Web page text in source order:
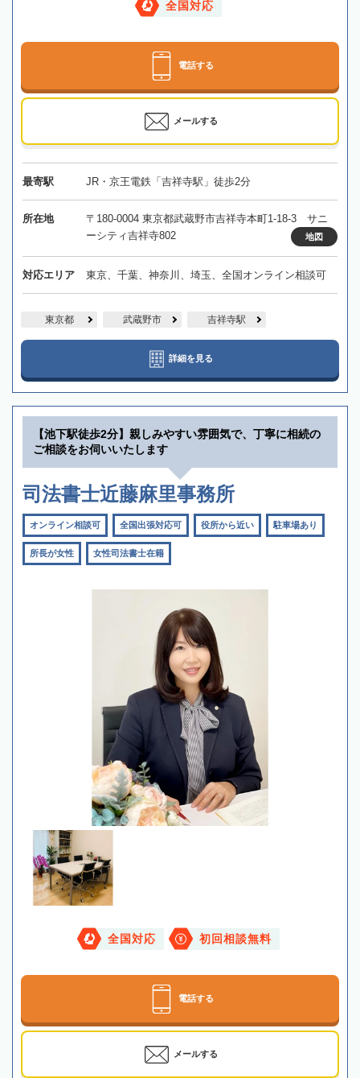
全国対応
電話する
メールする
最寄駅 JR・京王電鉄「吉祥寺駅」徒歩2分
所在地
〒180-0004 東京都武蔵野市吉祥寺本町1-18-3 サニ
ーシティ吉祥寺802
地図
対応エリア 東京、千葉、神奈川、埼玉、全国オンライン相談可
東京都 武蔵野市 吉祥寺駅
詳細を見る
【池下駅徒歩2分】親しみやすい雰囲気で、丁寧に相続の
ご相談をお伺いいたします
司法書士近藤麻里事務所
オンライン相談可 全国出張対応可 役所から近い 駐車場あり
所長が女性 女性司法書士在籍
全国対応 初回相談無料
電話する
メールする